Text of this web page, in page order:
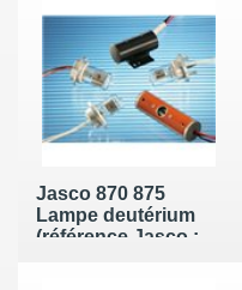
5330-0091)
Jasco 870 875
Lampe deutérium
(référence Jasco :